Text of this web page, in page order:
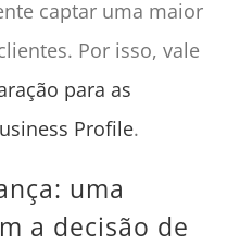
captar uma maior
Por isso, vale
para as
Profile.
uma
a decisão de